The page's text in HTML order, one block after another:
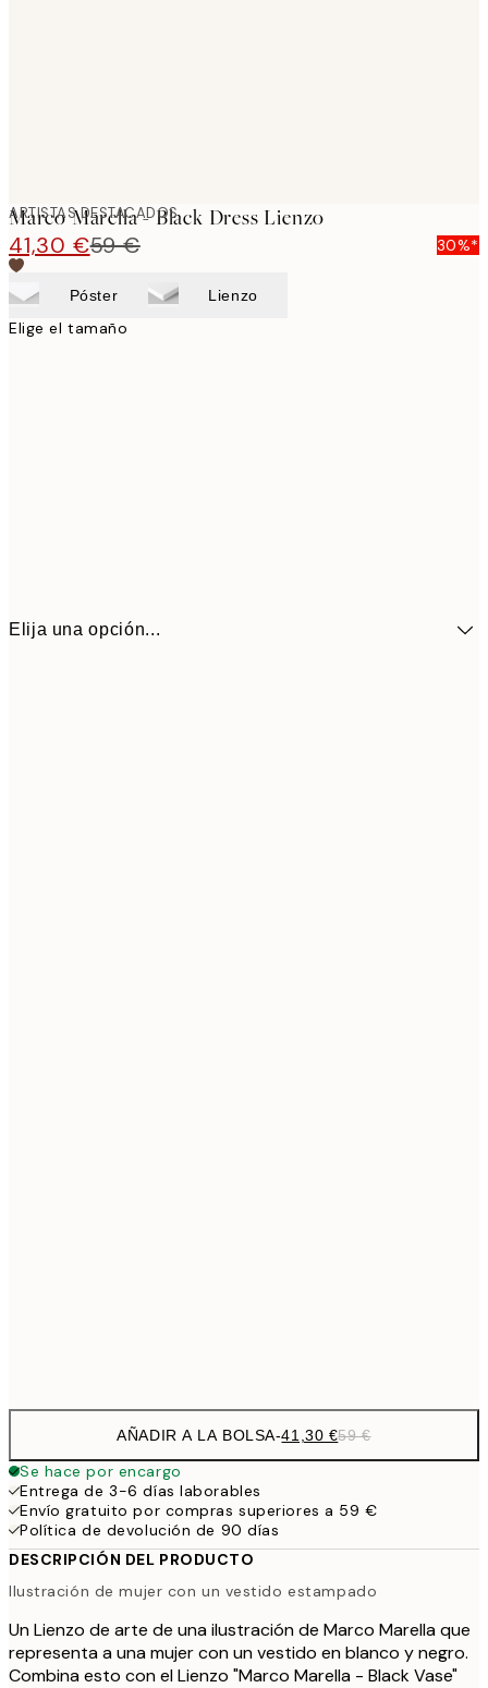
ARTISTAS DESTACADOS
Marco Marella - Black Dress Lienzo
41,30 €59 € 30%*
Póster Lienzo
Elige el tamaño
Elija una opción...
AÑADIR A LA BOLSA-41,30 €59 €
Se hace por encargo
Entrega de 3-6 días laborables
Envío gratuito por compras superiores a 59 €
Política de devolución de 90 días
DESCRIPCIÓN DEL PRODUCTO
Ilustración de mujer con un vestido estampado
Un Lienzo de arte de una ilustración de Marco Marella que
representa a una mujer con un vestido en blanco y negro.
Combina esto con el Lienzo "Marco Marella - Black Vase"